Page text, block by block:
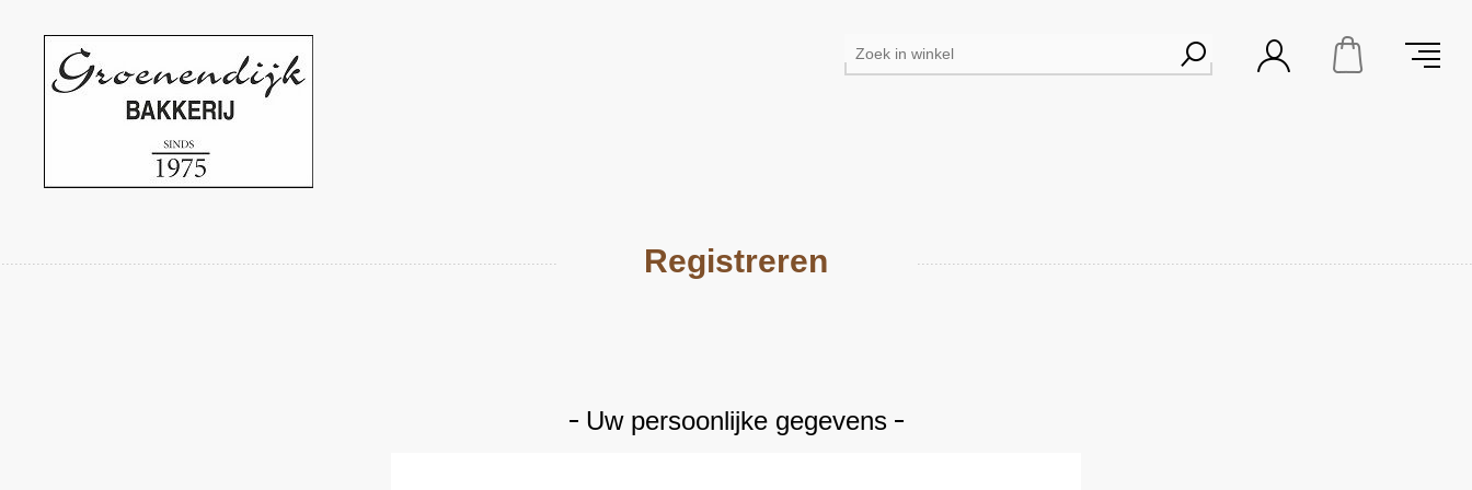
Registreren
Uw persoonlijke gegevens